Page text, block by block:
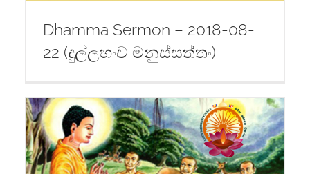
Dhamma Sermon – 2018-08-
22 (දුල්ලභංච මනුස්සත්තං)